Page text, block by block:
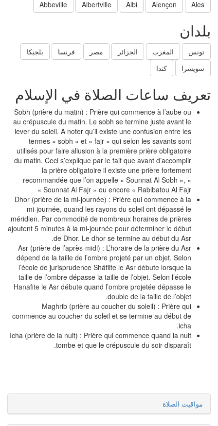
Ales
Alençon
Albertville
Abbeville
تونس المغرب الجزائر مصر فرنسا
بلجيكا
سويسرا
ساعات الصلاة في الإسلام
Sobh (prière du matin) : Prière qui commence à l’aube ou
au crépuscule du matin. Le sobh se termine juste avant le
lever du soleil. A noter qu’il existe une confusion entre les
termes « sobh » et « fajr » qui selon les savants sont
utilisés pour faire allusion à la première prière obligatoire
du matin. Ceci s’explique par le fait que avant d’accomplir
la prière obligatoire il existe une prière fortement
recommandée que l’on appelle « Sounnat Al Sobh », «
Sounnat Al Fajr » ou encore « Rabibatou Al Fajr »
Dhor (prière de la mi-journée) : Prière qui commence à la
mi-journée, quand les rayons du soleil ont dépassé le
méridien. Par commodité de nombreux horaires de prières
ajoutent 5 minutes à la mi-journée pour déterminer le début
de Dhor. Le dhor se termine au début du Asr.
Asr (prière de l’après-midi) : L’horaire de la prière du Asr
dépend de la taille de l’ombre projeté par un objet. Selon
l’école de jurisprudence Shâfiite le Asr débute lorsque la
taille de l’ombre dépasse la taille de l’objet. Selon l’école
Hanafite le Asr débute quand l’ombre projetée dépasse le
double de la taille de l’objet.
Maghrib (prière au coucher du soleil) : Prière qui
commence au coucher du soleil et se termine au début de
Icha (prière de la nuit) : Prière qui commence quand la nuit
tombe et que le crépuscule du soir disparaît.
مواقيت الصلاة